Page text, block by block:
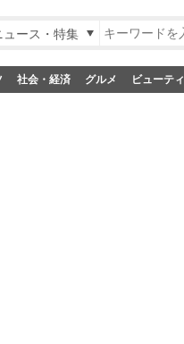
ュース・特集
社会・経済 グルメ ビューティ